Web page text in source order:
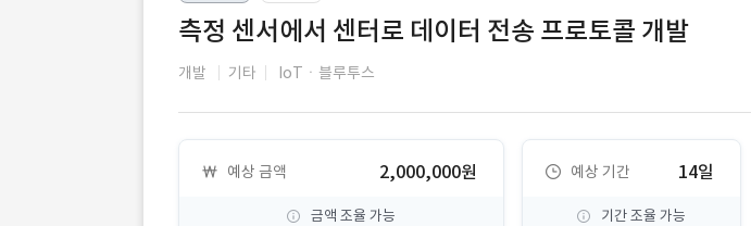
이용요금
고객센터
측정 센서에서 센터로 데이터 전송 프로토콜 개발
개발 기타 IoTㆍ블루투스
예상 금액 2,000,000원
금액 조율 가능
예상 기간 14일
기간 조율 가능